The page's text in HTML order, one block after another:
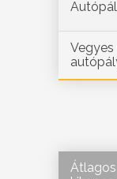
Vegyes
Átlagos